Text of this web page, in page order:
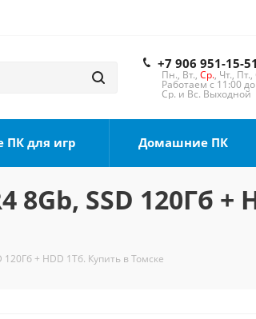
+7 906 951-15-51
Пн., Вт., Ср., Чт., Пт.,
Работаем с 11:00
Ср. и Вс. Выходной
ПК для игр Домашние ПК
SSD 120Гб +
+ HDD 1Тб. Купить в Томске